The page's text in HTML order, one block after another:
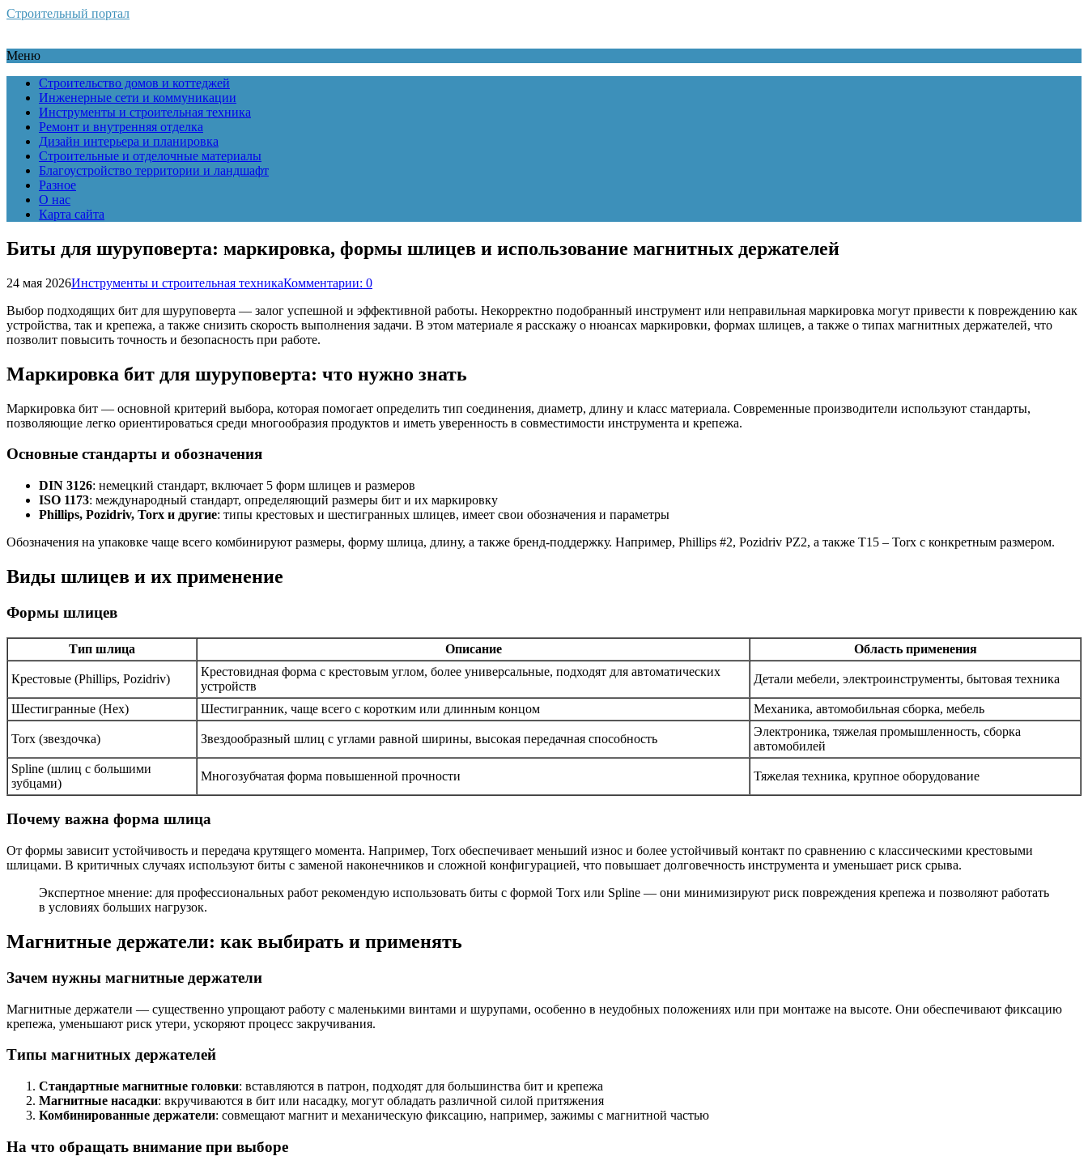
Строительный портал
Меню
Строительство домов и коттеджей
Инженерные сети и коммуникации
Инструменты и строительная техника
Ремонт и внутренняя отделка
Дизайн интерьера и планировка
Строительные и отделочные материалы
Благоустройство территории и ландшафт
Разное
О нас
Карта сайта
Биты для шуруповерта: маркировка, формы шлицев и использование магнитных держателей
24 мая 2026Инструменты и строительная техникаКомментарии: 0
Выбор подходящих бит для шуруповерта — залог успешной и эффективной работы. Некорректно подобранный инструмент или неправильная маркировка могут привести к повреждению как
устройства, так и крепежа, а также снизить скорость выполнения задачи. В этом материале я расскажу о нюансах маркировки, формах шлицев, а также о типах магнитных держателей, что
позволит повысить точность и безопасность при работе.
Маркировка бит для шуруповерта: что нужно знать
Маркировка бит — основной критерий выбора, которая помогает определить тип соединения, диаметр, длину и класс материала. Современные производители используют стандарты,
позволяющие легко ориентироваться среди многообразия продуктов и иметь уверенность в совместимости инструмента и крепежа.
Основные стандарты и обозначения
DIN 3126: немецкий стандарт, включает 5 форм шлицев и размеров
ISO 1173: международный стандарт, определяющий размеры бит и их маркировку
Phillips, Pozidriv, Torx и другие: типы крестовых и шестигранных шлицев, имеет свои обозначения и параметры
Обозначения на упаковке чаще всего комбинируют размеры, форму шлица, длину, а также бренд-поддержку. Например, Phillips #2, Pozidriv PZ2, а также T15 – Torx с конкретным размером.
Виды шлицев и их применение
Формы шлицев
Тип шлица Описание Область применения
Крестовые (Phillips, Pozidriv)
Крестовидная форма с крестовым углом, более универсальные, подходят для автоматических
устройств
Детали мебели, электроинструменты, бытовая техника
Шестигранные (Hex) Шестигранник, чаще всего с коротким или длинным концом Механика, автомобильная сборка, мебель
Torx (звездочка) Звездообразный шлиц с углами равной ширины, высокая передачная способность
Электроника, тяжелая промышленность, сборка
автомобилей
Spline (шлиц с большими
зубцами)
Многозубчатая форма повышенной прочности Тяжелая техника, крупное оборудование
Почему важна форма шлица
От формы зависит устойчивость и передача крутящего момента. Например, Torx обеспечивает меньший износ и более устойчивый контакт по сравнению с классическими крестовыми
шлицами. В критичных случаях используют биты с заменой наконечников и сложной конфигурацией, что повышает долговечность инструмента и уменьшает риск срыва.
Экспертное мнение: для профессиональных работ рекомендую использовать биты с формой Torx или Spline — они минимизируют риск повреждения крепежа и позволяют работать
в условиях больших нагрузок.
Магнитные держатели: как выбирать и применять
Зачем нужны магнитные держатели
Магнитные держатели — существенно упрощают работу с маленькими винтами и шурупами, особенно в неудобных положениях или при монтаже на высоте. Они обеспечивают фиксацию
крепежа, уменьшают риск утери, ускоряют процесс закручивания.
Типы магнитных держателей
Стандартные магнитные головки: вставляются в патрон, подходят для большинства бит и крепежа
Магнитные насадки: вкручиваются в бит или насадку, могут обладать различной силой притяжения
Комбинированные держатели: совмещают магнит и механическую фиксацию, например, зажимы с магнитной частью
На что обращать внимание при выборе